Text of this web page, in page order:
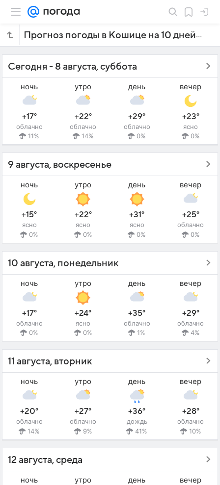
Прогноз погоды в Кошице на 10 дней
Сегодня - 8 августа, суббота
ночь
+17°
облачно
11%
утро
+22°
облачно
14%
день
+29°
облачно
0%
вечер
+23°
ясно
0%
9 августа, воскресенье
ночь
+15°
ясно
0%
утро
+22°
ясно
0%
день
+31°
ясно
0%
вечер
+25°
облачно
0%
10 августа, понедельник
ночь
+17°
облачно
0%
утро
+24°
ясно
0%
день
+35°
облачно
1%
вечер
+29°
облачно
4%
11 августа, вторник
ночь
+20°
облачно
14%
утро
+27°
облачно
9%
день
+36°
дождь
41%
вечер
+28°
облачно
10%
12 августа, среда
ночь утро день вечер